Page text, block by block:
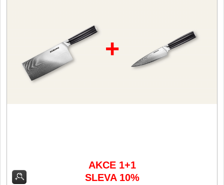
Vykosťovací nože 41
Steakové nože
Plátkovací nože
+
AKCE 1+1
SLEVA 10%